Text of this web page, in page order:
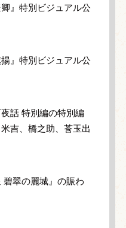
』特別ビジュアル公
』特別ビジュアル公
話 特別編の特別編
吉、橋之助、莟玉出
碧翠の麗城』の賑わ